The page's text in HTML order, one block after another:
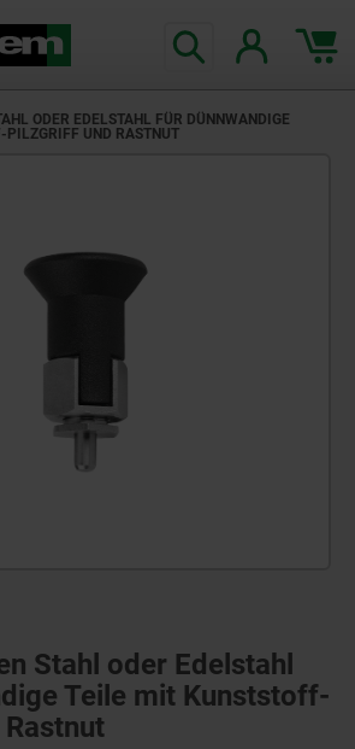
ODER EDELSTAHL FÜR DÜNNWANDIGE
UND RASTNUT
Stahl oder Edelstahl
Teile mit Kunststoff-